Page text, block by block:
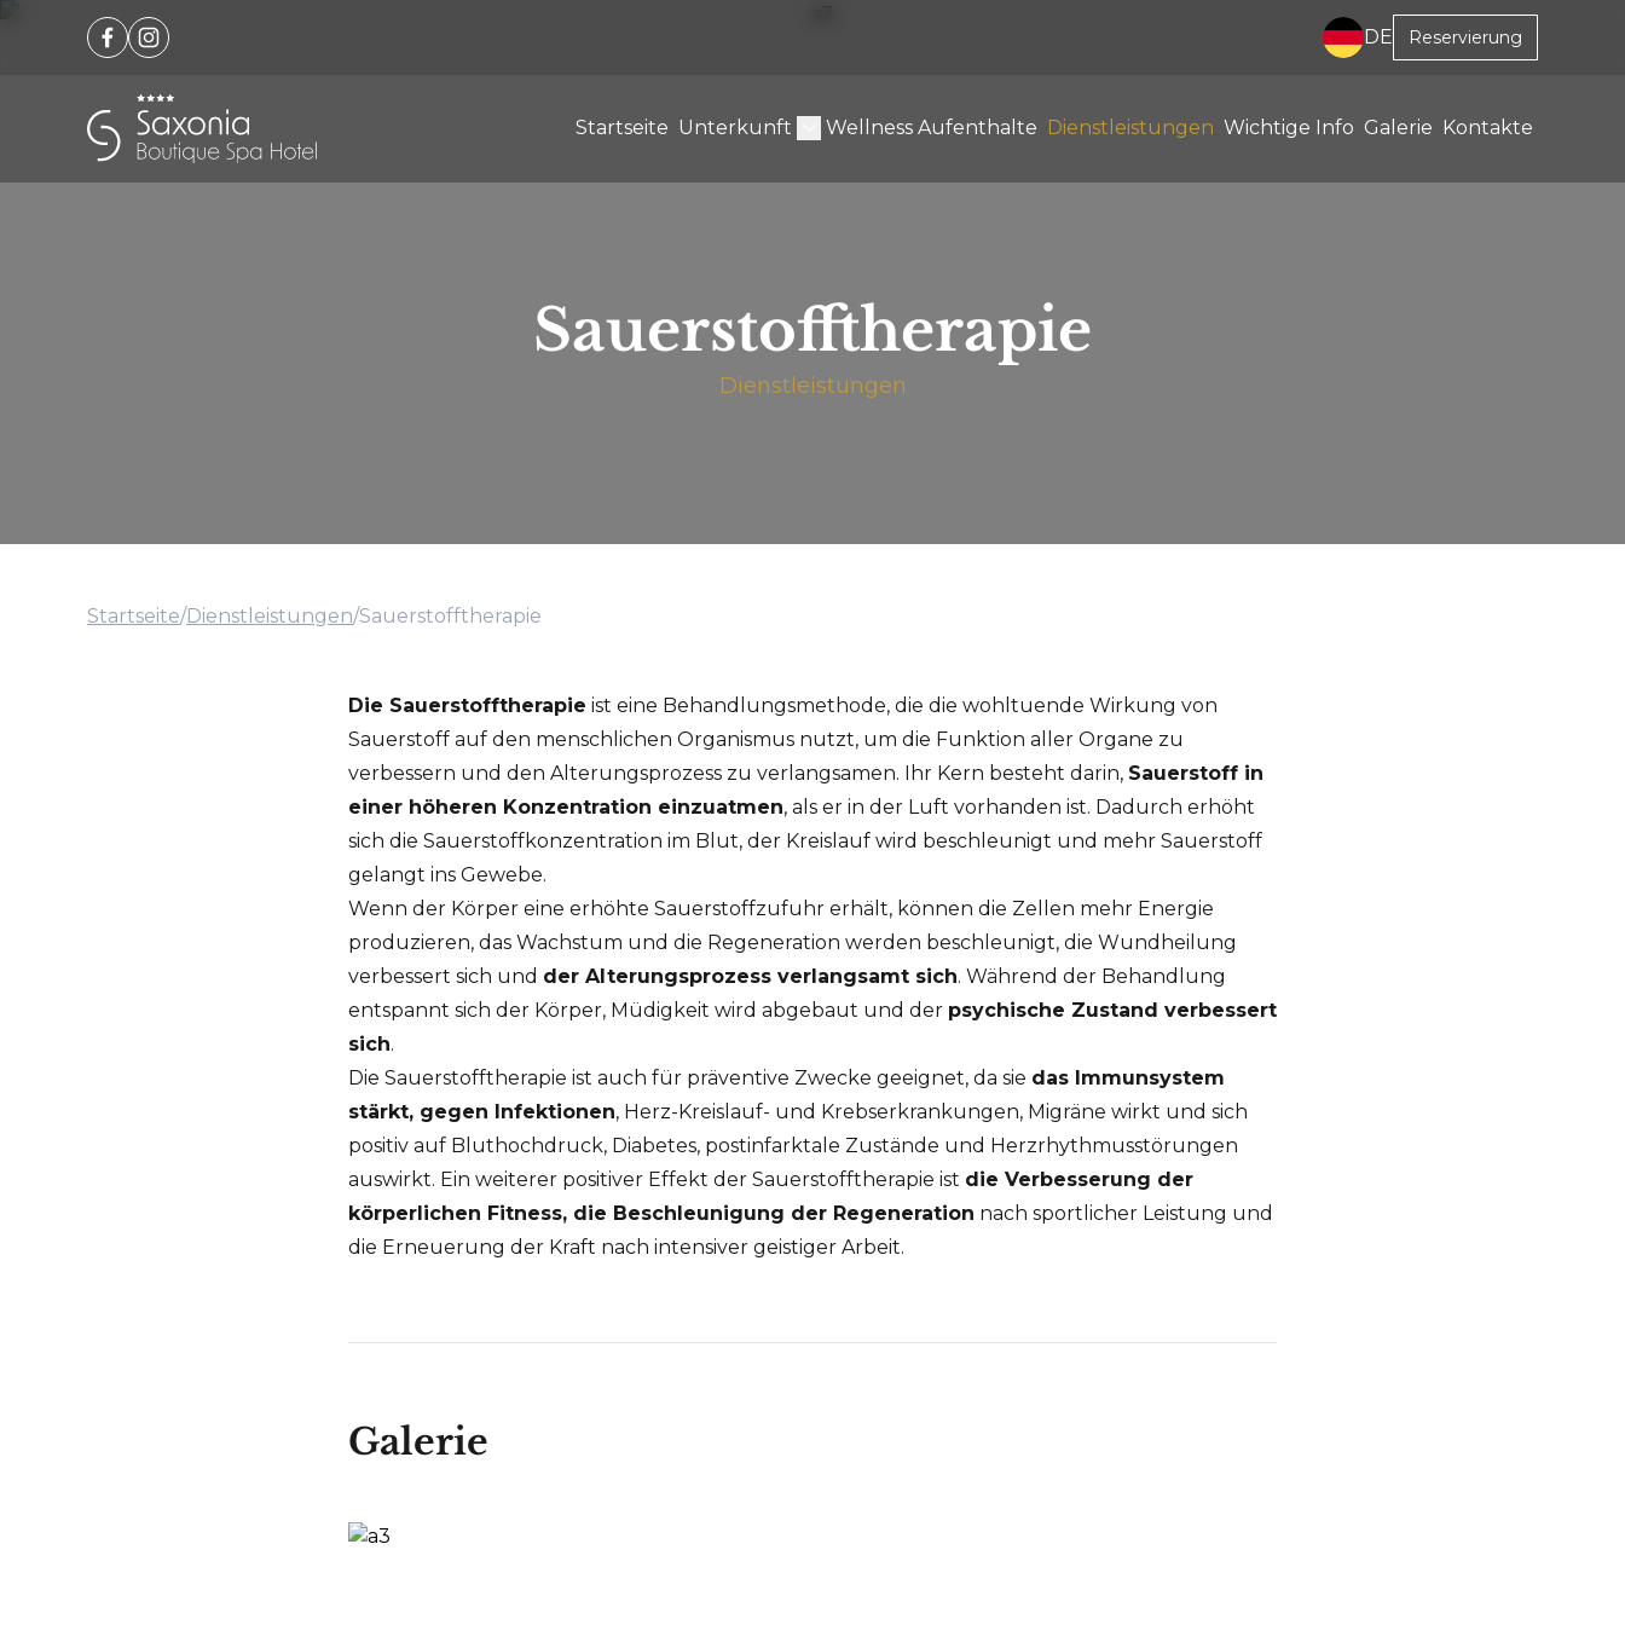
DE Reservierung
Startseite Unterkunft Wellness Aufenthalte Dienstleistungen Wichtige Info Galerie Kontakte
Sauerstofftherapie
Dienstleistungen
Startseite/Dienstleistungen/Sauerstofftherapie
Die Sauerstofftherapie ist eine Behandlungsmethode, die die wohltuende Wirkung von
Sauerstoff auf den menschlichen Organismus nutzt, um die Funktion aller Organe zu
verbessern und den Alterungsprozess zu verlangsamen. Ihr Kern besteht darin, Sauerstoff in
einer höheren Konzentration einzuatmen, als er in der Luft vorhanden ist. Dadurch erhöht
sich die Sauerstoffkonzentration im Blut, der Kreislauf wird beschleunigt und mehr Sauerstoff
gelangt ins Gewebe.
Wenn der Körper eine erhöhte Sauerstoffzufuhr erhält, können die Zellen mehr Energie
produzieren, das Wachstum und die Regeneration werden beschleunigt, die Wundheilung
verbessert sich und der Alterungsprozess verlangsamt sich. Während der Behandlung
entspannt sich der Körper, Müdigkeit wird abgebaut und der psychische Zustand verbessert
sich.
Die Sauerstofftherapie ist auch für präventive Zwecke geeignet, da sie das Immunsystem
stärkt, gegen Infektionen, Herz-Kreislauf- und Krebserkrankungen, Migräne wirkt und sich
positiv auf Bluthochdruck, Diabetes, postinfarktale Zustände und Herzrhythmusstörungen
auswirkt. Ein weiterer positiver Effekt der Sauerstofftherapie ist die Verbesserung der
körperlichen Fitness, die Beschleunigung der Regeneration nach sportlicher Leistung und
die Erneuerung der Kraft nach intensiver geistiger Arbeit.
Galerie